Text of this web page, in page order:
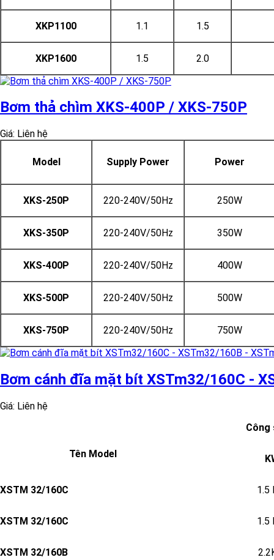
XKP1100 1.1 1.5
XKP1600 1.5 2.0
Bơm thả chìm XKS-400P / XKS-750P
Giá: Liên hệ
Model Supply Power Power
XKS-250P 220-240V/50Hz 250W
XKS-350P 220-240V/50Hz 350W
XKS-400P 220-240V/50Hz 400W
XKS-500P 220-240V/50Hz 500W
XKS-750P 220-240V/50Hz 750W
Bơm cánh đĩa mặt bít XSTm32/160C -
Giá: Liên hệ
Tên Model
XSTM 32/160C 1.5
XSTM 32/160C 1.5
XSTM 32/160B